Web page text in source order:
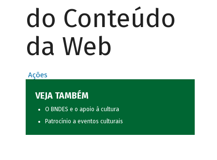
do Conteúdo
da Web
Ações
VEJA TAMBÉM
O BNDES e o apoio à cultura
Patrocínio a eventos culturais